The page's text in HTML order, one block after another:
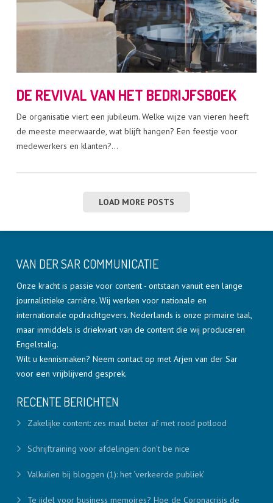
DE REVIVAL VAN HET BEDRIJFSBOEK
De organisatie viert een jubileum. Welke wijze van vieren heeft
de meeste meerwaarde, wat blijft hangen? Een feestje voor
medewerkers en klanten?…
LOAD MORE POSTS
VAN DER SAR COMMUNICATIE
Onze kracht is passie voor content - ontstaan vanuit een lange
journalistieke carrière. Wij werken voor nationale en
internationale opdrachtgevers. Nederlands is onze primaire taal,
maar inmiddels is driekwart van de content die wij produceren
Engelstalig.
Wilt u kennismaken? Neem contact op met Arjen van der Sar
voor een vrijblijvend gesprek.
RECENTE BERICHTEN
Zakelijke content: zes maal beter af met rood potlood
Schrijftraining voor afdelingen: don’t be nice
Valkuilen bij bloggen (1): het ‘verkeerde publiek’
Te ijdel voor business memoires? Hoe de Coronacrisis de